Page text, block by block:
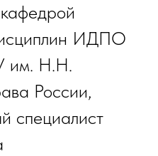
ИДПО
Н.Н.
России,
специалист